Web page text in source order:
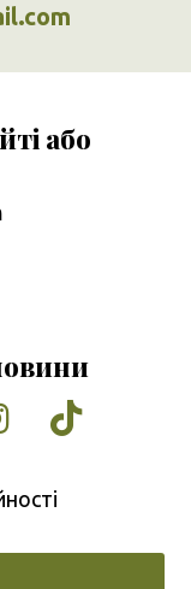
або
Instagram
Tiktok